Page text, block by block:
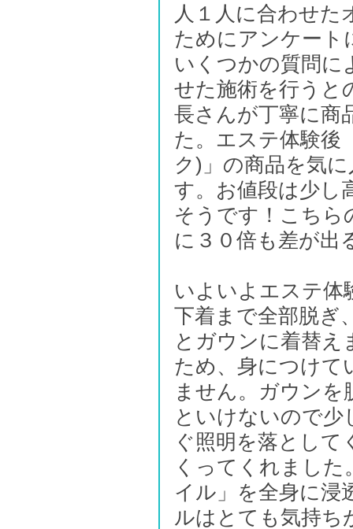
人１人に合わせた
ためにアンケート
いくつかの質問に
せた施術を行うと
長さんが丁寧に商
た。エステ体験後
ク)」の商品を気
す。お値段は少し
そうです！こちら
に３０倍も差が出
いよいよエステ体
下着まで全部脱ぎ
とガウンに着替え
ため、身につけて
ません。ガウン
といけないので
ぐ照明を落とし
くってくれまし
イル」を全身に浸
ルはとても気持ち